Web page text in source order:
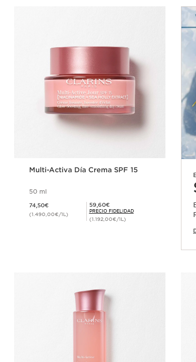
Multi-Activa Día Crema SPF 15
50 ml
74,50€
(1.490,00€/1L)
Precio Fidelidad 59,60€
59,60€
PRECIO FIDELIDAD
(1.192,00€/1L)